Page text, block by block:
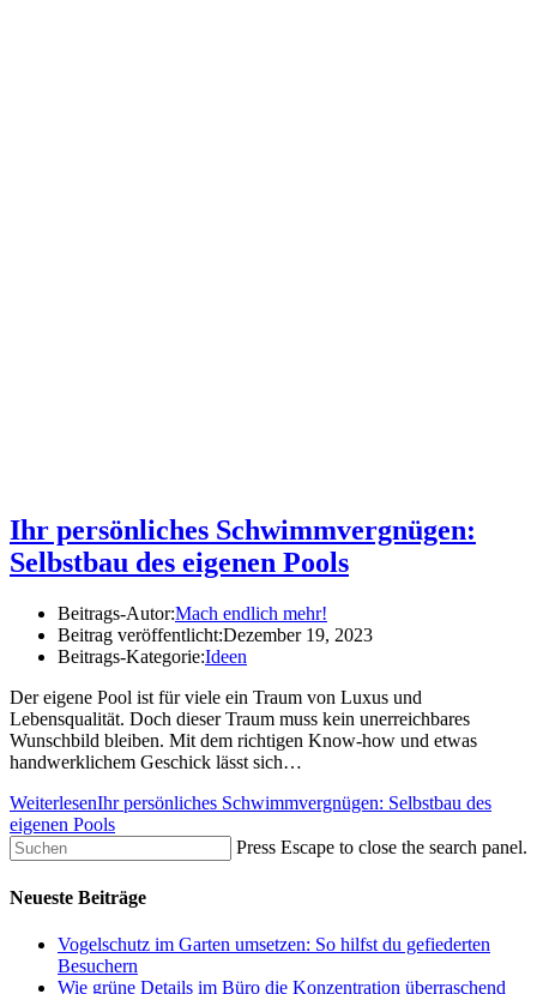
Ihr persönliches Schwimmvergnügen:
Selbstbau des eigenen Pools
Beitrags-Autor:Mach endlich mehr!
Beitrag veröffentlicht:Dezember 19, 2023
Beitrags-Kategorie:Ideen
Der eigene Pool ist für viele ein Traum von Luxus und
Lebensqualität. Doch dieser Traum muss kein unerreichbares
Wunschbild bleiben. Mit dem richtigen Know-how und etwas
handwerklichem Geschick lässt sich…
WeiterlesenIhr persönliches Schwimmvergnügen: Selbstbau des
eigenen Pools
Press Escape to close the search panel.
Neueste Beiträge
Vogelschutz im Garten umsetzen: So hilfst du gefiederten
Besuchern
Wie grüne Details im Büro die Konzentration überraschend